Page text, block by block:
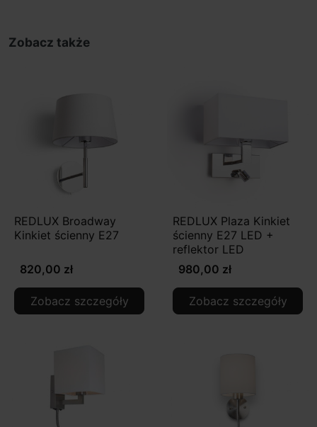
Zobacz także
REDLUX Broadway
Kinkiet ścienny E27
820,00 zł
Zobacz szczegóły
REDLUX Plaza Kinkiet
ścienny E27 LED +
reflektor LED
980,00 zł
Zobacz szczegóły